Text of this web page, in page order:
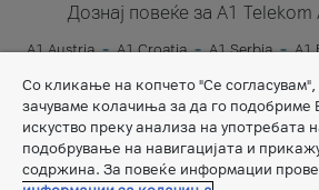
Дознај повеќе за A1
A1 Austria A1 Croatia A1 Serbia A1
Со кликање на копчето "Се согласувам",
зачуваме колачиња за да го
искуство преку анализа на употребата
подобрување на навигацијата и
содржина. За повеќе информации